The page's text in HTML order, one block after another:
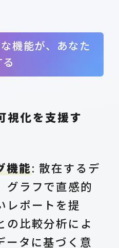
機能が、あなた
視化を支援す
機能: 散在するデ
グラフで直感的
レポートを提
の比較分析によ
ータに基づく意